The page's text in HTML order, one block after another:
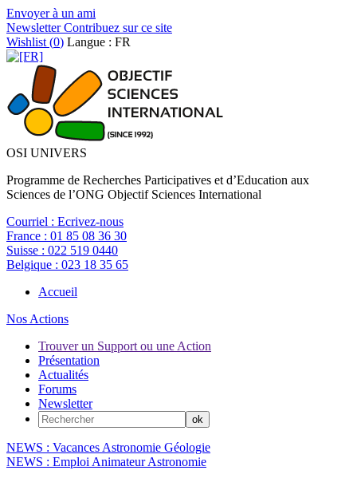
Envoyer à un ami
NewsletterContribuez sur ce site
Wishlist (0) Langue : FR
OSI UNIVERS
Programme de Recherches Participatives et d’Education aux
Sciences de l’ONG Objectif Sciences International
Courriel : Ecrivez-nous
France : 01 85 08 36 30
Suisse : 022 519 0440
Belgique : 023 18 35 65
Accueil
Nos Actions
Trouver un Support ou une Action
Présentation
Actualités
Forums
Newsletter
NEWS : Vacances Astronomie Géologie
NEWS : Emploi Animateur Astronomie